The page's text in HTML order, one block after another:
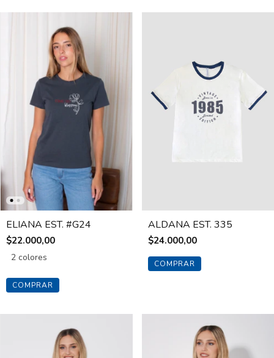
ELIANA EST. #G24
$22.000,00
2 colores
COMPRAR
ALDANA EST. 335
$24.000,00
COMPRAR